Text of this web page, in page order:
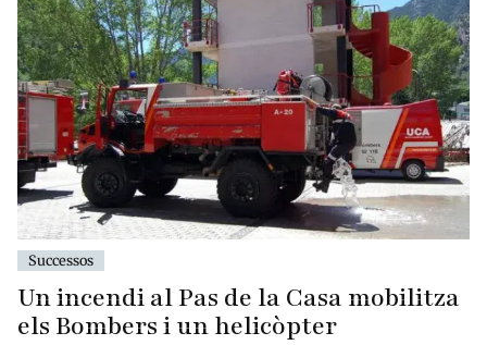
Successos
Un incendi al Pas de la Casa mobilitza
els Bombers i un helicòpter